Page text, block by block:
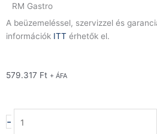
RM Gastro
A beüzemeléssel, szervizzel és
információk ITT érhetők el.
579.317 Ft + ÁFA
-
Gastro